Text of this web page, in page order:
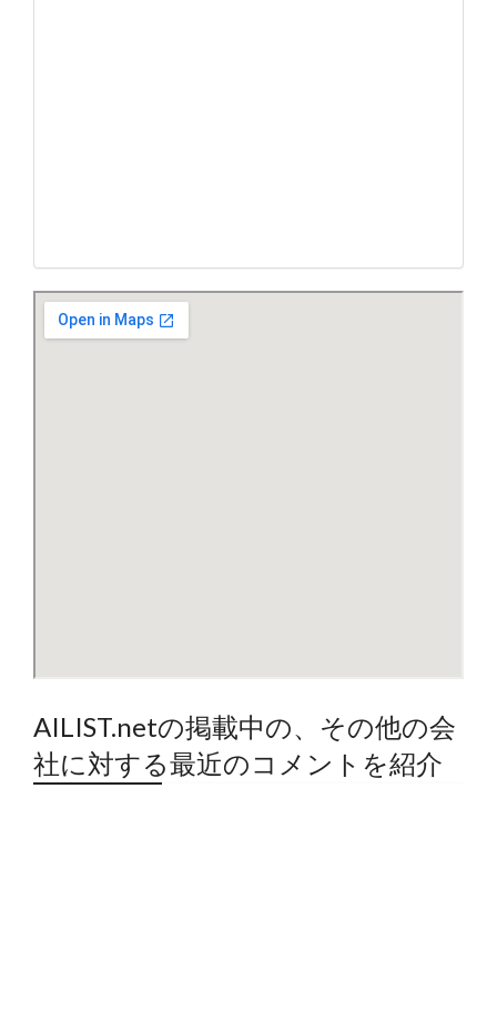
AILIST.netの掲載中の、その他の会
社に対する最近のコメントを紹介